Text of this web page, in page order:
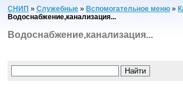
СНИП » Служебные » Вспомогательное меню »
Водоснабжение,канализация...
Водоснабжение,канализация...